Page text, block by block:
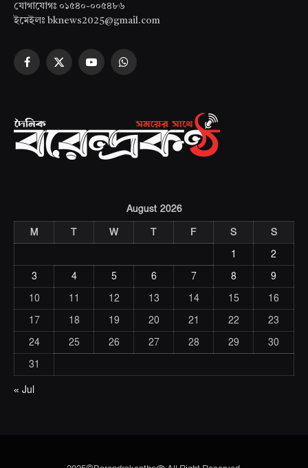
যোগাযোগঃ ০১৫৪০-০০৫৪৮৬
ইমেইলঃ bknews2025@gmail.com
Facebook
X
YouTubeWhatsApp
August 2026
M
T W T F S
S
1
2
3
4 5 6 7 8
9
10
11 12 13 14 15
16
17
18 19 20 21 22
23
24
25 26 27 28 29
30
31
« Jul